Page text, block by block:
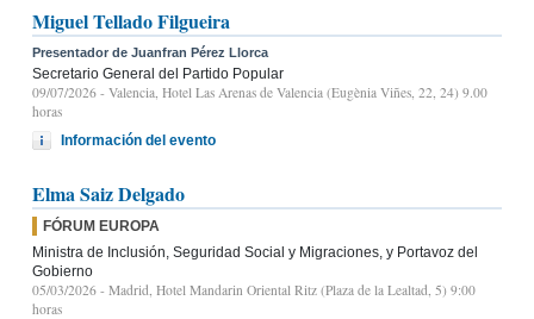
Miguel Tellado Filgueira
Presentador de Juanfran Pérez Llorca
Secretario General del Partido Popular
09/07/2026 - Valencia, Hotel Las Arenas de Valencia (Eugènia Viñes, 22, 24) 9.00
horas
Información del evento
Elma Saiz Delgado
FÓRUM EUROPA
Ministra de Inclusión, Seguridad Social y Migraciones, y Portavoz del
Gobierno
05/03/2026 - Madrid, Hotel Mandarin Oriental Ritz (Plaza de la Lealtad, 5) 9:00
horas